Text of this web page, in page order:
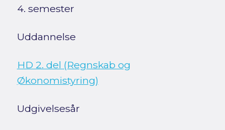
4. semester
Uddannelse
HD 2. del (Regnskab og
Økonomistyring)
Udgivelsesår